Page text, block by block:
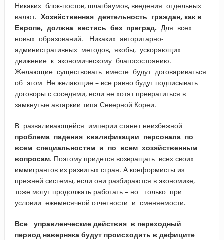
Никаких блок-постов, шлагбаумов, введения отдельных
валют. Хозяйственная деятельность граждан, как в
Европе, должна вестись без преград. Для всех
новых образований. Никаких авторитарно-
административных методов, якобы, ускоряющих
движение к экономическому благосостоянию.
Желающие существовать вместе будут договариваться
об этом Не желающие – все равно будут подписывать
договоры с соседями, если не хотят превратиться в
замкнутые автаркии типа Северной Кореи.
В разваливающейся империи станет неизбежной
проблема падения квалификации персонала по
всем специальностям и по всем хозяйственным
вопросам. Поэтому придется возвращать всех своих
иммигрантов из развитых стран. А конформисты из
прежней системы, если они разбираются в экономике,
тоже могут продолжать работать – но только при
условии ежемесячной отчетности и сменяемости.
Все управленческие действия в переходный
период наверняка будут происходить в дефиците